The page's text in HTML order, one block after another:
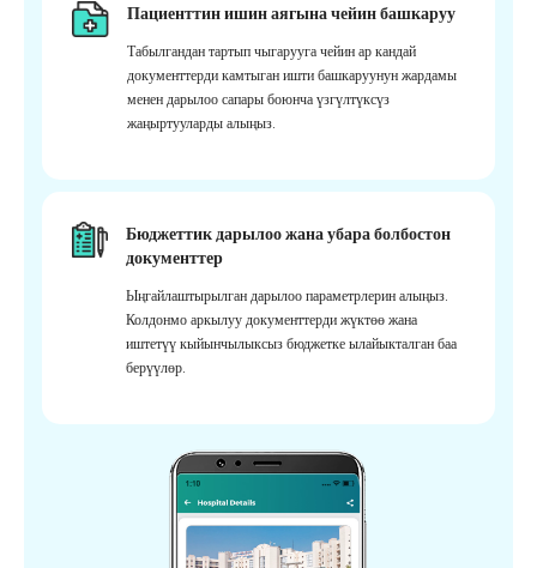
Пациенттин ишин аягына чейин башкаруу
Табылгандан тартып чыгарууга чейин ар кандай
документтерди камтыган ишти башкаруунун жардамы
менен дарылоо сапары боюнча үзгүлтүксүз
жаңыртууларды алыңыз.
Бюджеттик дарылоо жана убара болбостон
документтер
Ыңгайлаштырылган дарылоо параметрлерин алыңыз.
Колдонмо аркылуу документтерди жүктөө жана
иштетүү кыйынчылыксыз бюджетке ылайыкталган баа
берүүлөр.